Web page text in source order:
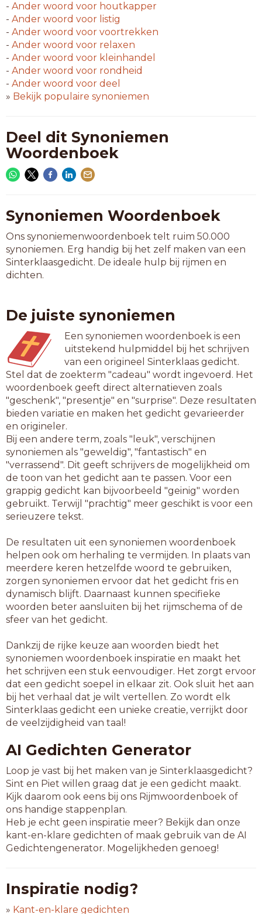
- Ander woord voor houtkapper
- Ander woord voor listig
- Ander woord voor voortrekken
- Ander woord voor relaxen
- Ander woord voor kleinhandel
- Ander woord voor rondheid
- Ander woord voor deel
» Bekijk populaire synoniemen
Deel dit Synoniemen
Woordenboek
Synoniemen Woordenboek
Ons synoniemenwoordenboek telt ruim 50.000
synoniemen. Erg handig bij het zelf maken van een
Sinterklaasgedicht. De ideale hulp bij rijmen en
dichten.
De juiste synoniemen
Een synoniemen woordenboek is een
uitstekend hulpmiddel bij het schrijven
van een origineel Sinterklaas gedicht.
Stel dat de zoekterm "cadeau" wordt ingevoerd. Het
woordenboek geeft direct alternatieven zoals
"geschenk", "presentje" en "surprise". Deze resultaten
bieden variatie en maken het gedicht gevarieerder
en origineler.
Bij een andere term, zoals "leuk", verschijnen
synoniemen als "geweldig", "fantastisch" en
"verrassend". Dit geeft schrijvers de mogelijkheid om
de toon van het gedicht aan te passen. Voor een
grappig gedicht kan bijvoorbeeld "geinig" worden
gebruikt. Terwijl "prachtig" meer geschikt is voor een
serieuzere tekst.
De resultaten uit een synoniemen woordenboek
helpen ook om herhaling te vermijden. In plaats van
meerdere keren hetzelfde woord te gebruiken,
zorgen synoniemen ervoor dat het gedicht fris en
dynamisch blijft. Daarnaast kunnen specifieke
woorden beter aansluiten bij het rijmschema of de
sfeer van het gedicht.
Dankzij de rijke keuze aan woorden biedt het
synoniemen woordenboek inspiratie en maakt het
het schrijven een stuk eenvoudiger. Het zorgt ervoor
dat een gedicht soepel in elkaar zit. Ook sluit het aan
bij het verhaal dat je wilt vertellen. Zo wordt elk
Sinterklaas gedicht een unieke creatie, verrijkt door
de veelzijdigheid van taal!
AI Gedichten Generator
Loop je vast bij het maken van je Sinterklaasgedicht?
Sint en Piet willen graag dat je een gedicht maakt.
Kijk daarom ook eens bij ons Rijmwoordenboek of
ons handige stappenplan.
Heb je echt geen inspiratie meer? Bekijk dan onze
kant-en-klare gedichten of maak gebruik van de AI
Gedichtengenerator. Mogelijkheden genoeg!
Inspiratie nodig?
» Kant-en-klare gedichten